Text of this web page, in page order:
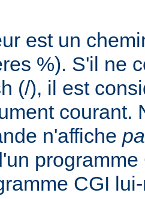
est un
%). S'il ne
(/), il est
courant.
n'affiche
CGI